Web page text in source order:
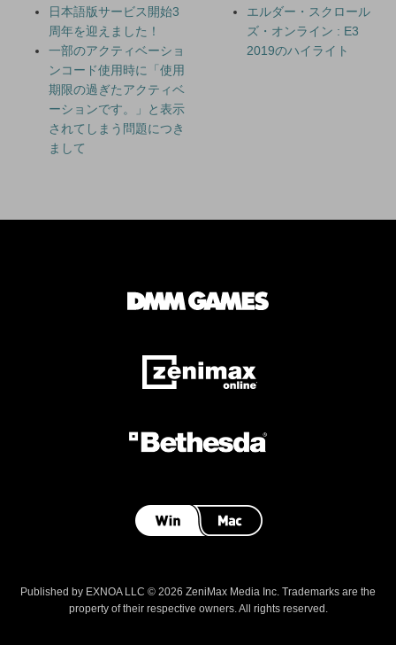
日本語版サービス開始3
周年を迎えました！
一部のアクティベーショ
ンコード使用時に「使用
期限の過ぎたアクティベ
ーションです。」と表示
されてしまう問題につき
まして
エルダー・スクロール
ズ・オンライン : E3
2019のハイライト
Published by EXNOA LLC © 2026 ZeniMax Media Inc. Trademarks are the
property of their respective owners. All rights reserved.